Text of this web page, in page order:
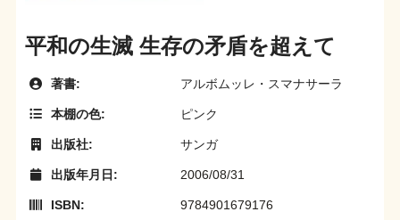
平和の生滅 生存の矛盾を超えて
著書: アルボムッレ・スマナサーラ
本棚の色: ピンク
出版社: サンガ
出版年月日: 2006/08/31
ISBN: 9784901679176